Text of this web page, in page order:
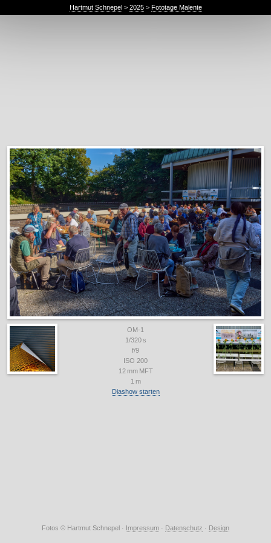
Hartmut Schnepel> 2025> Fototage Malente
OM-1
1/320s
f/9
ISO 200
12mmMFT
1 m
Diashow starten
Fotos © Hartmut Schnepel · Impressum · Datenschutz · Design